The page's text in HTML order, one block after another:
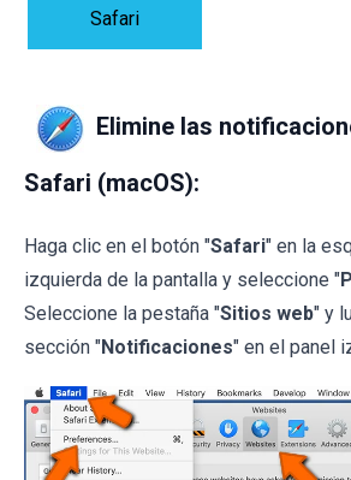
Safari
Elimine las
Safari (macOS):
Haga clic en el botón "Safari" en la
izquierda de la pantalla y seleccione "
Seleccione la pestaña "Sitios web" y
sección "Notificaciones" en el panel